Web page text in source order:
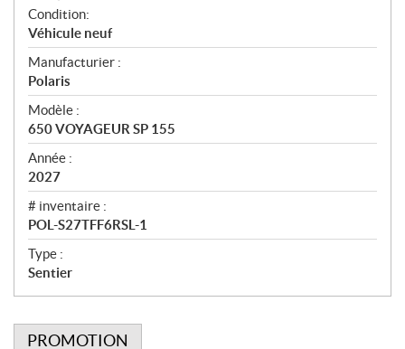
A
p
e
r
ç
u
Condition:
Véhicule neuf
Manufacturier :
Polaris
Modèle :
650 VOYAGEUR SP 155
Année :
2027
# inventaire :
POL-S27TFF6RSL-1
Type :
Sentier
PROMOTION